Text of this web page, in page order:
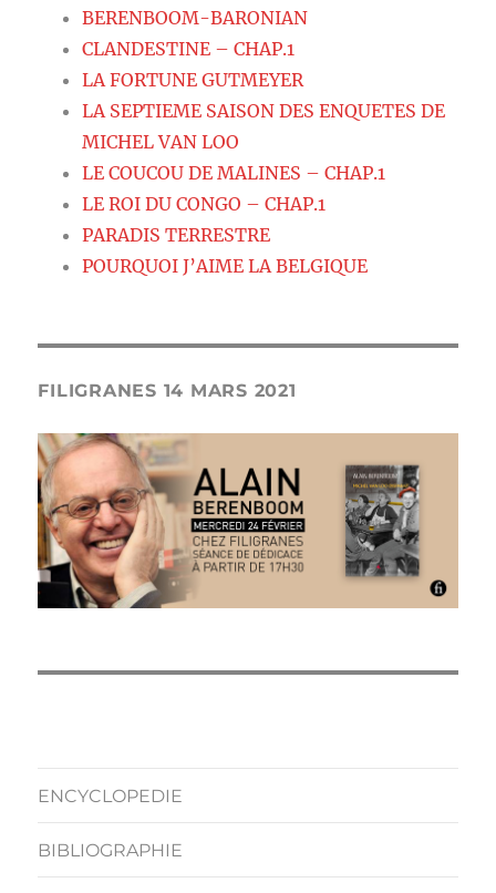
BERENBOOM-BARONIAN
CLANDESTINE – CHAP.1
LA FORTUNE GUTMEYER
LA SEPTIEME SAISON DES ENQUETES DE
MICHEL VAN LOO
LE COUCOU DE MALINES – CHAP.1
LE ROI DU CONGO – CHAP.1
PARADIS TERRESTRE
POURQUOI J’AIME LA BELGIQUE
FILIGRANES 14 MARS 2021
ENCYCLOPEDIE
BIBLIOGRAPHIE